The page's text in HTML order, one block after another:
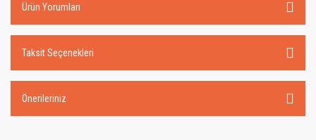
Ürün Yorumları
Taksit Seçenekleri
Önerileriniz